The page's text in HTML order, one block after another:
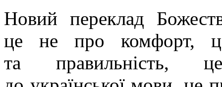
Новий переклад
це не про комфорт,
та правильність,